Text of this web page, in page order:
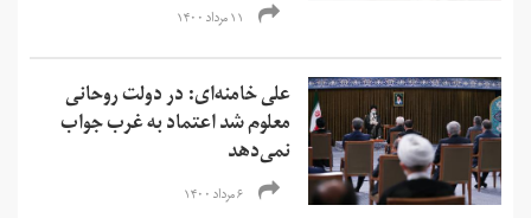
۱۱ مرداد ۱۴۰۰
علی خامنه‌ای: در دولت روحانی
معلوم شد اعتماد به غرب جواب
نمی‌دهد
۶ مرداد ۱۴۰۰